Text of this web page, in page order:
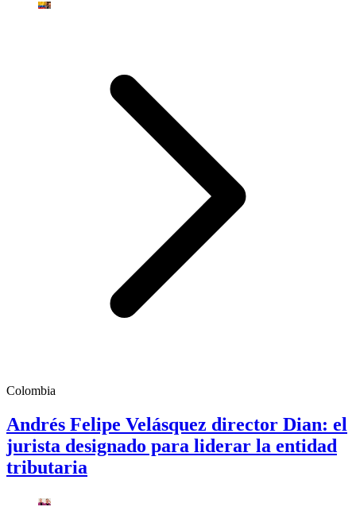
Colombia
Andrés Felipe Velásquez director Dian: el
jurista designado para liderar la entidad
tributaria